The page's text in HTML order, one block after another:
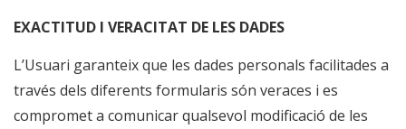
EXACTITUD I VERACITAT DE LES DADES
L’Usuari garanteix que les dades personals facilitades a
través dels diferents formularis són veraces i es
compromet a comunicar qualsevol modificació de les